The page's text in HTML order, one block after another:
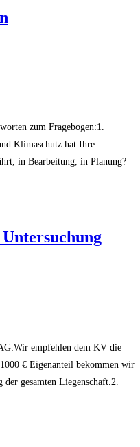
zum Fragebogen:1.
Klimaschutz hat Ihre
in Bearbeitung, in Planung?
empfehlen dem KV die
€ Eigenanteil bekommen wir
gesamten Liegenschaft.2.